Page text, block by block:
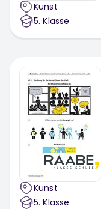
Kunst
5. Klasse
Kunst
5. Klasse